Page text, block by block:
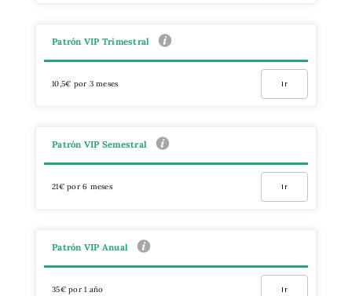
Patrón VIP Trimestral
10,5€ por 3 meses Ir
Patrón VIP Semestral
21€ por 6 meses Ir
Patrón VIP Anual
35€ por 1 año Ir